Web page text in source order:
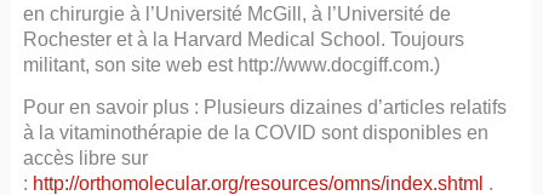
en chirurgie à l’Université McGill, à l’Université de
Rochester et à la Harvard Medical School. Toujours
militant, son site web est http://www.docgiff.com.)
Pour en savoir plus : Plusieurs dizaines d’articles relatifs
à la vitaminothérapie de la COVID sont disponibles en
accès libre sur
: http://orthomolecular.org/resources/omns/index.shtml .